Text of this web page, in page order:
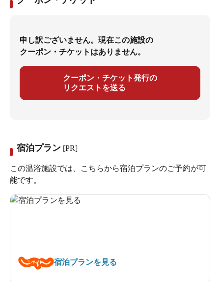
申し訳ございません。現在この施設の
クーポン・チケットはありません。
クーポン・チケット発行の
リクエストを送る
宿泊プラン [PR]
この温浴施設では、こちらから宿泊プランのご予約が可
能です。
宿泊プランを見る